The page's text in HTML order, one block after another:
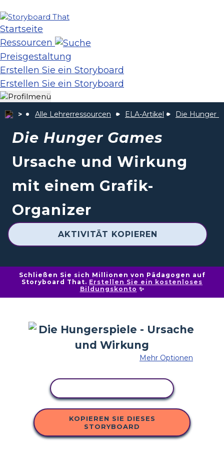
Startseite
Ressourcen
Preisgestaltung
Erstellen Sie ein Storyboard
Erstellen Sie ein Storyboard
Alle Lehrerressourcen ELA-Artikel Die Hunger
Die Hunger Games
Ursache und Wirkung
mit einem Grafik-
Organizer
AKTIVITÄT KOPIEREN
Schließen Sie sich Millionen von Pädagogen auf
Storyboard That. Erstellen Sie ein kostenloses
Bildungskonto ✨
Mehr Optionen
KOPIEREN SIE DIESES
STORYBOARD